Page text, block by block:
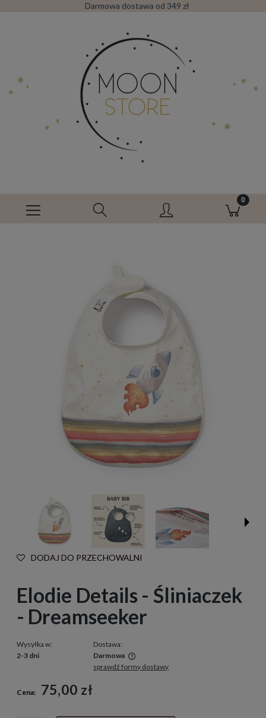
Darmowa dostawa od 349 zł
DODAJ DO PRZECHOWALNI
Elodie Details - Śliniaczek
- Dreamseeker
Wysyłka w:
2-3 dni
Dostawa:
Darmowa
Cena nie zawiera ewentualnych kosztów płatności
sprawdź formy dostawy
Cena: 75,00 zł